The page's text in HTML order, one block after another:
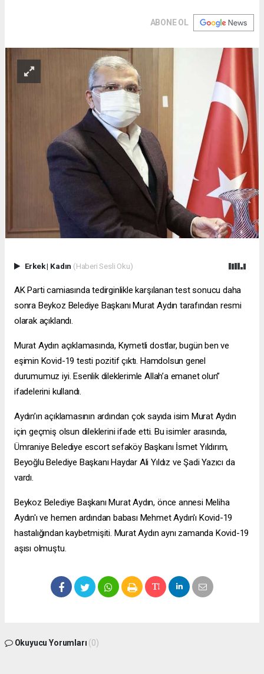
ABONE OL
Erkek| Kadın (Haberi Sesli Oku)
AK Parti camiasında tedirginlikle karşılanan test sonucu daha
sonra Beykoz Belediye Başkanı Murat Aydın tarafından resmi
olarak açıklandı.
Murat Aydın açıklamasında, Kıymetli dostlar, bugün ben ve
eşimin Kovid-19 testi pozitif çıktı. Hamdolsun genel
durumumuz iyi. Esenlik dileklerimle Allah’a emanet olun”
ifadelerini kullandı.
Aydın’ın açıklamasının ardından çok sayıda isim Murat Aydın
için geçmiş olsun dileklerini ifade etti. Bu isimler arasında,
Ümraniye Belediye escort sefaköyBaşkanı İsmet Yıldırım,
Beyoğlu Belediye Başkanı Haydar Ali Yıldız ve Şadi Yazıcı da
vardı.
Beykoz Belediye Başkanı Murat Aydın, önce annesi Meliha
Aydın'ı ve hemen ardından babası Mehmet Aydın'ı Kovid-19
hastalığından kaybetmişiti. Murat Aydın aynı zamanda Kovid-19
aşısı olmuştu.
Okuyucu Yorumları (0)